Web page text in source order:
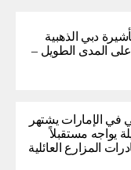
دبي الذهبية
على المدى الطويل –
في الإمارات يشتهر
يواجه مستقبلاً
المزارع العائلية